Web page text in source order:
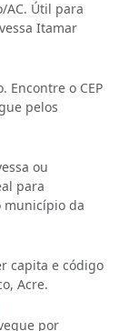
AC. Útil para
Itamar
Encontre o CEP
pelos
ou
para
município da
capita e código
Acre.
por